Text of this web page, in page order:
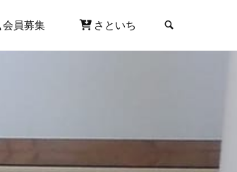
会員募集 さといち